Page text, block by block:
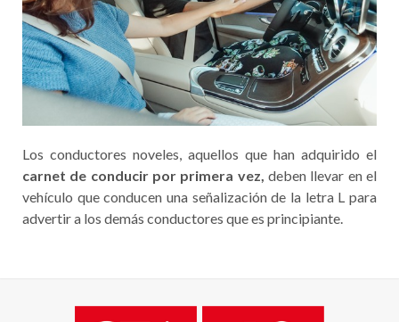
Los conductores noveles, aquellos que han adquirido el
carnet de conducir por primera vez, deben llevar en el
vehículo que conducen una señalización de la letra L para
advertir a los demás conductores que es principiante.